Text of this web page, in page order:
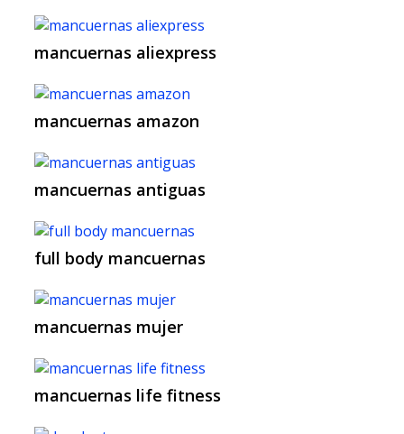
mancuernas aliexpress
mancuernas amazon
mancuernas antiguas
full body mancuernas
mancuernas mujer
mancuernas life fitness